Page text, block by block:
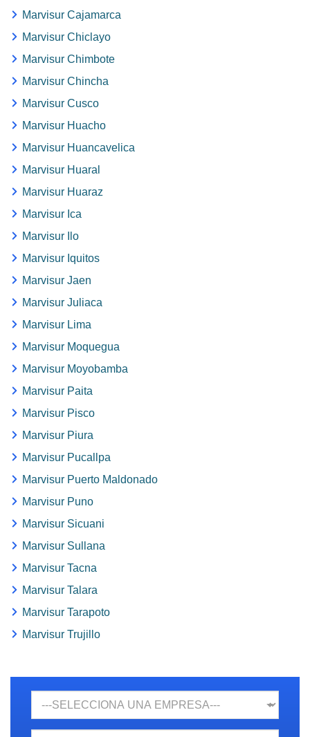
Marvisur Cajamarca
Marvisur Chiclayo
Marvisur Chimbote
Marvisur Chincha
Marvisur Cusco
Marvisur Huacho
Marvisur Huancavelica
Marvisur Huaral
Marvisur Huaraz
Marvisur Ica
Marvisur Ilo
Marvisur Iquitos
Marvisur Jaen
Marvisur Juliaca
Marvisur Lima
Marvisur Moquegua
Marvisur Moyobamba
Marvisur Paita
Marvisur Pisco
Marvisur Piura
Marvisur Pucallpa
Marvisur Puerto Maldonado
Marvisur Puno
Marvisur Sicuani
Marvisur Sullana
Marvisur Tacna
Marvisur Talara
Marvisur Tarapoto
Marvisur Trujillo